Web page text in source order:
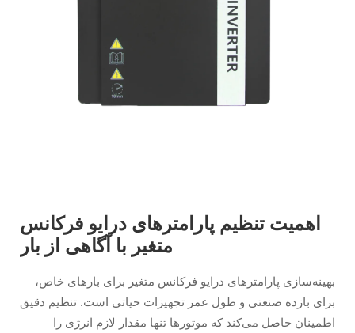
اهمیت تنظیم پارامترهای درایو فرکانس
متغیر با آگاهی از بار
بهینه‌سازی پارامترهای درایو فرکانس متغیر برای بارهای خاص،
برای بازده صنعتی و طول عمر تجهیزات حیاتی است. تنظیم دقیق
اطمینان حاصل می‌کند که موتورها تنها مقدار لازم انرژی را